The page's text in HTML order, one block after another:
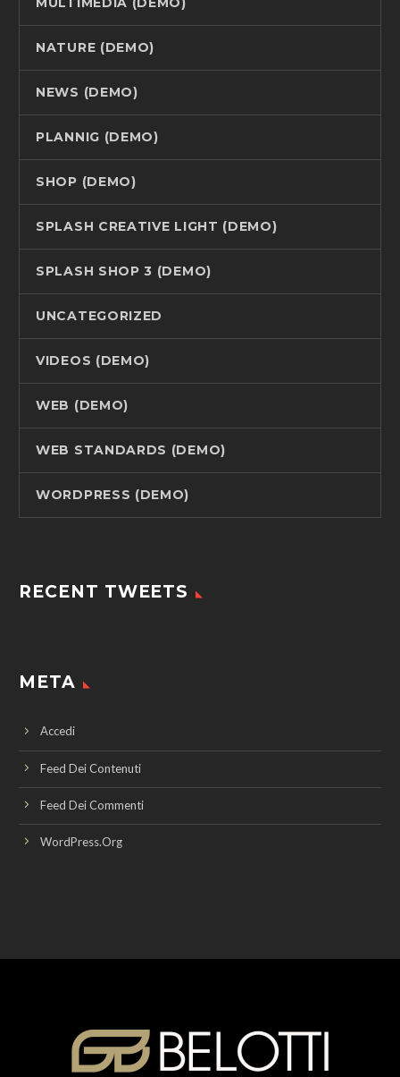
NATURE (DEMO)
NEWS (DEMO)
PLANNIG (DEMO)
SHOP (DEMO)
SPLASH CREATIVE LIGHT (DEMO)
SPLASH SHOP 3 (DEMO)
UNCATEGORIZED
VIDEOS (DEMO)
WEB (DEMO)
WEB STANDARDS (DEMO)
WORDPRESS (DEMO)
RECENT TWEETS
META
Accedi
Feed Dei Contenuti
Feed Dei Commenti
WordPress.org